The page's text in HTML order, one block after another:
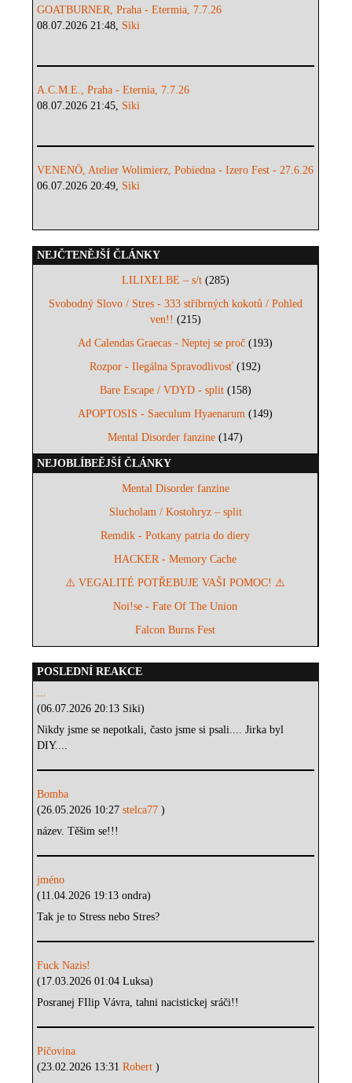
GOATBURNER, Praha - Etermia, 7.7.26
08.07.2026 21:48, Siki
A.C.M.E., Praha - Eternia, 7.7.26
08.07.2026 21:45, Siki
VENENÖ, Atelier Wolimierz, Pobiedna - Izero Fest - 27.6.26
06.07.2026 20:49, Siki
NEJČTENĚJŠÍ ČLÁNKY
LILIXELBE – s/t(285)
Svobodný Slovo / Stres - 333 stříbrných kokotů / Pohled
ven!! (215)
Ad Calendas Graecas - Neptej se proč (193)
Rozpor - Ilegálna Spravodlivosť (192)
Bare Escape / VDYD - split(158)
APOPTOSIS - Saeculum Hyaenarum (149)
Mental Disorder fanzine (147)
NEJOBLÍBEĚJŠÍ ČLÁNKY
Mental Disorder fanzine
Slucholam / Kostohryz – split
Remdik - Potkany patria do diery
HACKER - Memory Cache
⚠️ VEGALITÉ POTŘEBUJE VAŠI POMOC! ⚠️
Noi!se - Fate Of The Union
Falcon Burns Fest
POSLEDNÍ REAKCE
...
(06.07.2026 20:13 Siki)
Nikdy jsme se nepotkali, často jsme si psali.... Jirka byl
DIY....
Bomba
(26.05.2026 10:27stelca77)
název. Těšim se!!!
jméno
(11.04.2026 19:13 ondra)
Tak je to Stress nebo Stres?
Fuck Nazis!
(17.03.2026 01:04 Luksa)
Posranej FIlip Vávra, tahni nacistickej sráči!!
Píčovina
(23.02.2026 13:31Robert)